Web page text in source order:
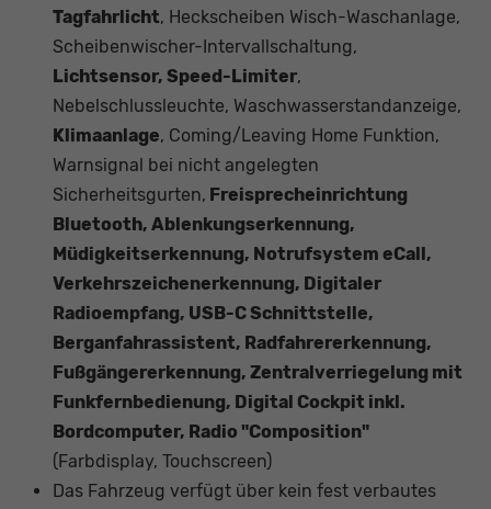
Tagfahrlicht, Heckscheiben Wisch-Waschanlage,
Scheibenwischer-Intervallschaltung,
Lichtsensor, Speed-Limiter,
Nebelschlussleuchte, Waschwasserstandanzeige,
Klimaanlage, Coming/Leaving Home Funktion,
Warnsignal bei nicht angelegten
Sicherheitsgurten, Freisprecheinrichtung
Bluetooth, Ablenkungserkennung,
Müdigkeitserkennung, Notrufsystem eCall,
Verkehrszeichenerkennung, Digitaler
Radioempfang, USB-C Schnittstelle,
Berganfahrassistent, Radfahrererkennung,
Fußgängererkennung, Zentralverriegelung mit
Funkfernbedienung, Digital Cockpit inkl.
Bordcomputer, Radio "Composition"
(Farbdisplay, Touchscreen)
Das Fahrzeug verfügt über kein fest verbautes